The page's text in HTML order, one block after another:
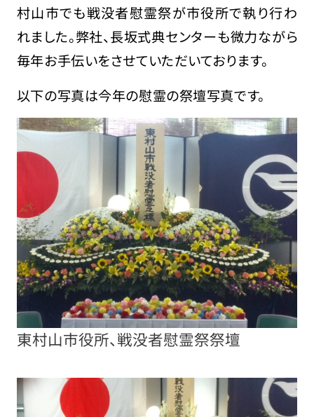
村山市でも戦没者慰霊祭が市役所で執り行わ
れました。弊社、長坂式典センターも微力ながら
毎年お手伝いをさせていただいております。
以下の写真は今年の慰霊の祭壇写真です。
東村山市役所、戦没者慰霊祭祭壇